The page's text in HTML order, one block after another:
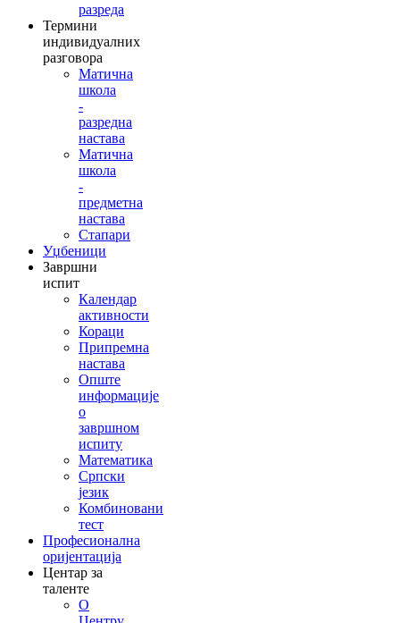
разреда
Термини
индивидуалних
разговора
Матична
школа
-
разредна
настава
Матична
школа
-
предметна
настава
Стапари
Уџбеници
Завршни
испит
Календар
активности
Кораци
Припремна
настава
Опште
информације
о
завршном
испиту
Математика
Српски
језик
Комбиновани
тест
Професионална
оријентација
Центар за
таленте
О